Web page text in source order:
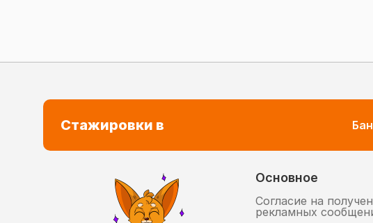
Стажировки в
Основное
Согласие на
рекламных